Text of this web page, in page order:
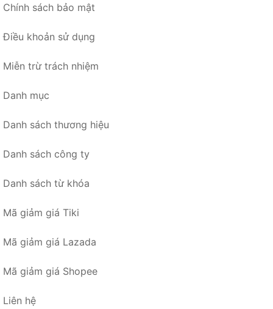
Chính sách bảo mật
Điều khoản sử dụng
Miễn trừ trách nhiệm
Danh mục
Danh sách thương hiệu
Danh sách công ty
Danh sách từ khóa
Mã giảm giá Tiki
Mã giảm giá Lazada
Mã giảm giá Shopee
Liên hệ